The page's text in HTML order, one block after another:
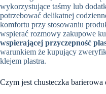
wykorzystujące taśmy lub
potrzebować delikatnej
komfortu przy stosowaniu
wspierać rozmowy zakupowe
wspierającej przyczepność
warunkiem że kupujący
klejem plastra.
Czym jest chusteczka